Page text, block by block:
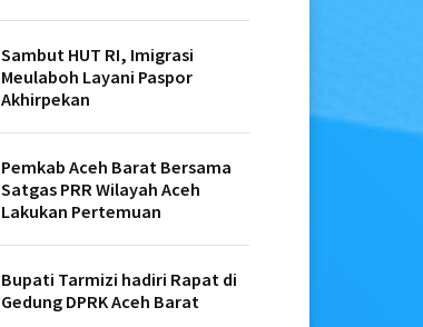
Sambut HUT RI, Imigrasi
Meulaboh Layani Paspor
Akhirpekan
Pemkab Aceh Barat Bersama
Satgas PRR Wilayah Aceh
Lakukan Pertemuan
Bupati Tarmizi hadiri Rapat di
Gedung DPRK Aceh Barat